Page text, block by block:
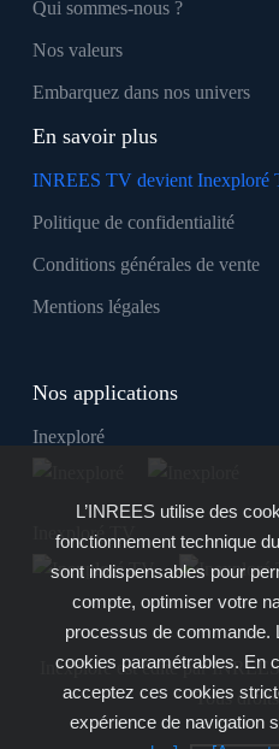
Qui sommes-nous ?
Nos valeurs
Embarquez dans nos univers
En savoir plus
INREES TV devient Inexploré
Politique de confidentialité
Conditions générales de vente
Mentions légales
Nos applications
Inexploré
Inexploré TV
Inexploré est édité par
Tous
L’INREES utilise des
fonctionnement technique
sont indispensables pour
compte, optimiser votre
processus de commande.
cookies paramétrables. En
acceptez ces cookies
expérience de navigation